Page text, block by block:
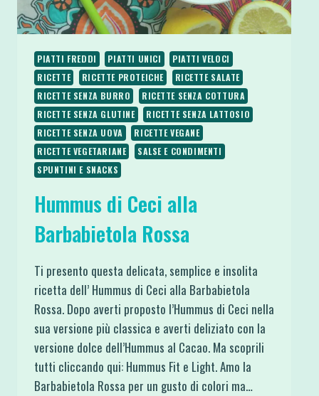
PIATTI FREDDI PIATTI UNICI
PIATTI VELOCI
RICETTE
RICETTE PROTEICHE
RICETTE SALATE
RICETTE SENZA BURRO
RICETTE SENZA COTTURA
RICETTE SENZA GLUTINE
RICETTE SENZA LATTOSIO
RICETTE SENZA UOVA
RICETTE VEGANE
RICETTE VEGETARIANE
SALSE E CONDIMENTI
SPUNTINI E SNACKS
Hummus di Ceci alla
Barbabietola Rossa
Ti presento questa delicata, semplice e insolita
ricetta dell’ Hummus di Ceci alla Barbabietola
Rossa. Dopo averti proposto l’Hummus di Ceci nella
sua versione più classica e averti deliziato con la
versione dolce dell’Hummus al Cacao. Ma scoprili
tutti cliccando qui: Hummus Fit e Light. Amo la
Barbabietola Rossa per un gusto di colori ma…